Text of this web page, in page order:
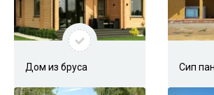
About the Author:@admin
Дом из бруса Сип